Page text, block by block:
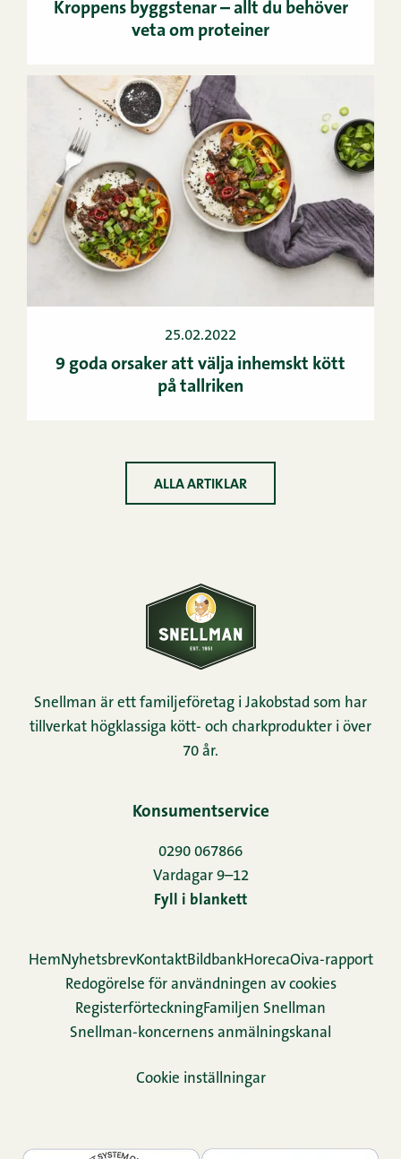
Kroppens byggstenar – allt du behöver
veta om proteiner
25.02.2022
9 goda orsaker att välja inhemskt kött
på tallriken
ALLA ARTIKLAR
Snellman är ett familjeföretag i Jakobstad som har
tillverkat högklassiga kött- och charkprodukter i över
70 år.
Konsumentservice
0290 067866
Vardagar 9–12
Fyll i blankett
HemNyhetsbrevKontaktBildbankHorecaOiva-rapport
Redogörelse för användningen av cookies
Re­gis­ter­för­teck­ningFamiljen Snellman
Snellman-koncernens anmälningskanal
Cookie inställningar